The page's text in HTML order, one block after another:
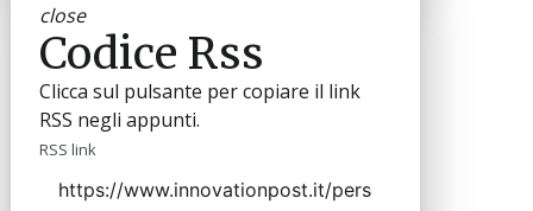
close
Codice Rss
Clicca sul pulsante per copiare il link
RSS negli appunti.
RSS link